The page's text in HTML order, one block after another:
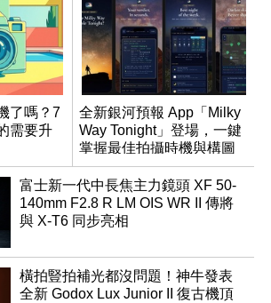
了嗎？7
需要升
全新銀河預報 App「Milky
Way Tonight」登場，一鍵
掌握最佳拍攝時機與構圖
富士新一代中長焦主力鏡頭 XF 50-
140mm F2.8 R LM OIS WR II 傳將
與 X-T6 同步亮相
橫拍豎拍補光都沒問題！神牛發表
全新 Godox Lux Junior II 復古機頂